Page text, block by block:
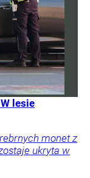
lesie
monet z
ukryta w